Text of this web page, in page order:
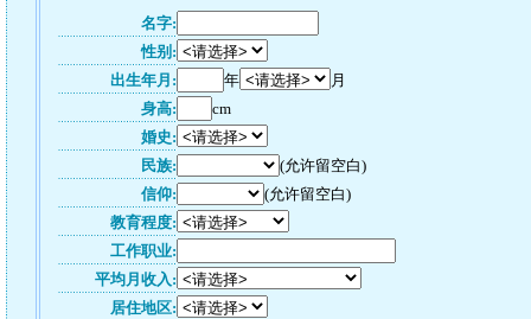
名字:
性别:
出生年月:
年
月
身高:
cm
婚史:
民族:
(允许留空白)
信仰:
(允许留空白)
教育程度:
工作职业:
平均月收入:
居住地区: